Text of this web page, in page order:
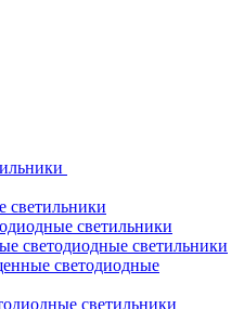
светильники
светильники
светодиодные светильники
светодиодные
светильники